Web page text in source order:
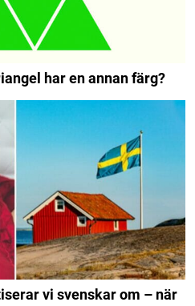
har en annan färg?
vi svenskar om – när